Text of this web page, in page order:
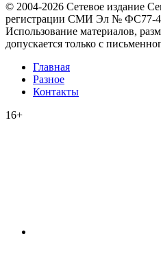
© 2004-2026 Сетевое издание
регистрации СМИ Эл № ФС77-
Использование материалов,
допускается только с
Главная
Разное
Контакты
16+